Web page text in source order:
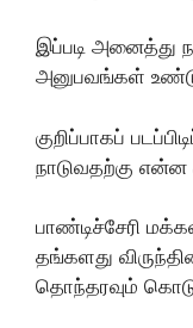
இப்படி அனைத்து
அனுபவங்கள்
குறிப்பாகப்
நாடுவதற்கு
பாண்டிச்சேரி
தங்களது
தொந்தரவும்